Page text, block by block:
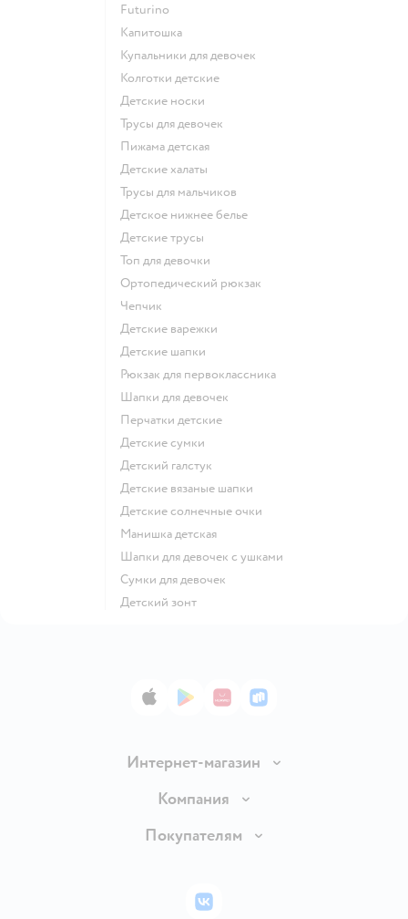
Futurino
Капитошка
Купальники для девочек
Колготки детские
Детские носки
Трусы для девочек
Пижама детская
Детские халаты
Трусы для мальчиков
Детское нижнее белье
Детские трусы
Топ для девочки
Ортопедический рюкзак
Чепчик
Детские варежки
Детские шапки
Рюкзак для первоклассника
Шапки для девочек
Перчатки детские
Детские сумки
Детский галстук
Детские вязаные шапки
Детские солнечные очки
Манишка детская
Шапки для девочек с ушками
Сумки для девочек
Детский зонт
App StoreGoogle Play
AppGallery
RuStore
Интернет-магазин
Доставка и оплата
Правила продажи
Политика использования файлов cookie
Компания
Вакансии
Покупателям
Бонусные карты
ВКонтакте